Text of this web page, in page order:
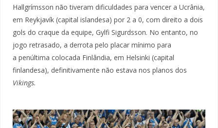
Hallgrímsson não tiveram dificuldades para vencer a Ucrânia,
em Reykjavík (capital islandesa) por 2 a 0, com direito a dois
gols do craque da equipe, Gylfi Sigurdsson. No entanto, no
jogo retrasado, a derrota pelo placar mínimo para
a penúltima colocada Finlândia, em Helsinki (capital
finlandesa), definitivamente não estava nos planos dos
Vikings.